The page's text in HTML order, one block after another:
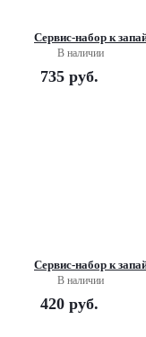
Сервис-набор к
В наличии
735 руб.
Сервис-набор к
В наличии
420 руб.